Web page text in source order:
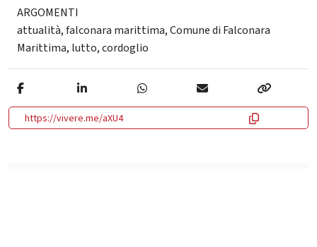
ARGOMENTI
attualità,falconara marittima,Comune di Falconara
Marittima, lutto,cordoglio
https://vivere.me/aXU4